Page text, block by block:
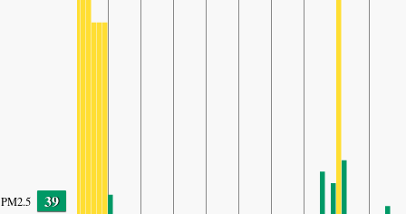
PM2.5 39